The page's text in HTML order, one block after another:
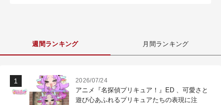
週間ランキング 月間ランキング
2026/07/24
アニメ『名探偵プリキュア！』ED 、可愛さと
遊び心あふれるプリキュアたちの表現に注